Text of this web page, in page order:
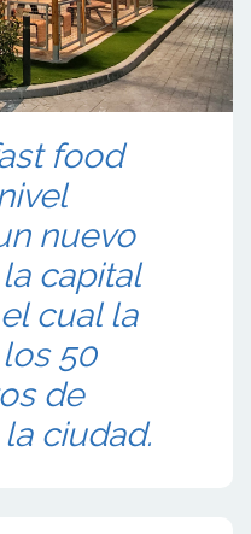
food
nuevo
capital
cual la
50
de
ciudad.